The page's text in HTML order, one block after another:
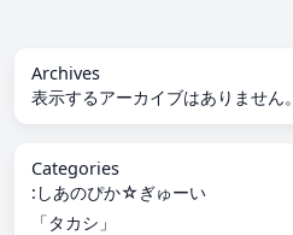
Archives
表示するアーカイブはありません。
Categories
:しあのぴか☆ぎゅーい
「タカシ」